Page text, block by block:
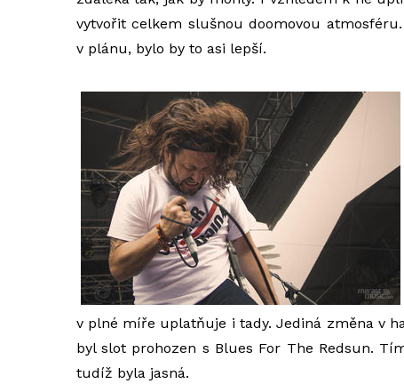
vytvořit celkem slušnou doomovou
v plánu, bylo by to asi lepší.
v plné míře uplatňuje i tady. Jediná změna v
byl slot prohozen s Blues For The Redsun.
tudíž byla jasná.